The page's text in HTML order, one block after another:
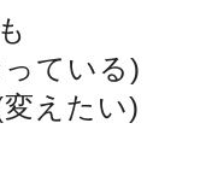
ている)
えたい)